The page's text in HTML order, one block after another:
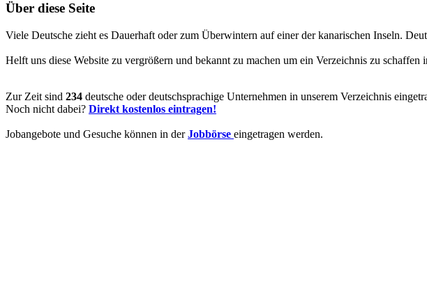
Über diese Seite
Viele Deutsche zieht es Dauerhaft oder zum Überwintern auf einer der kanarischen Inseln.
Helft uns diese Website zu vergrößern und bekannt zu machen um ein Verzeichnis zu schaffen
Zur Zeit sind 234 deutsche oder deutschsprachige Unternehmen in unserem Verzeichnis
Noch nicht dabei? Direkt kostenlos eintragen!
Jobangebote und Gesuche können in derJobbörse eingetragen werden.